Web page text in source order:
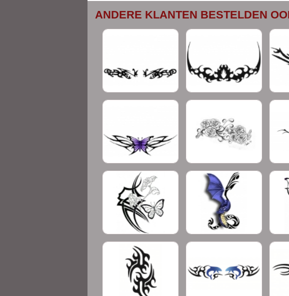
ANDERE KLANTEN BESTELDEN